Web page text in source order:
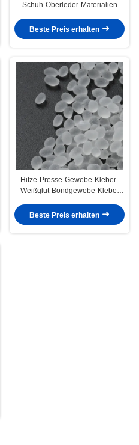
Schuh-Oberleder-Materialien
Beste Preis erhalten
Hitze-Presse-Gewebe-Kleber-
Weißglut-Bondgewebe-Kleber
Beste Preis erhalten